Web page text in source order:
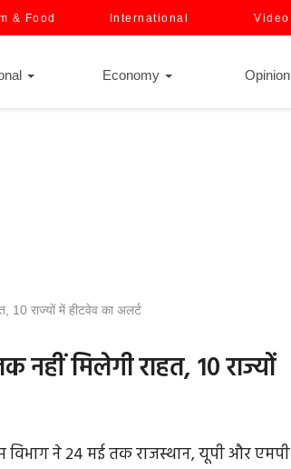
& Food International Video
Economy Opinion
10 राज्यों में हीटवेव का अलर्ट
नहीं मिलेगी राहत, 10 राज्यों
विभाग ने 24 मई तक राजस्थान, यूपी और एमपी